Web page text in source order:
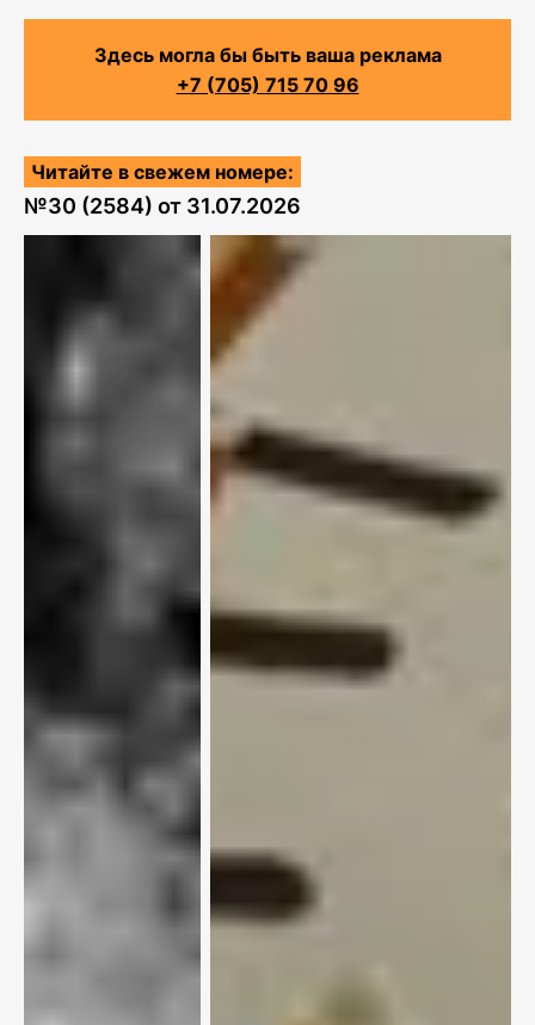
Здесь могла бы быть ваша реклама
+7 (705) 715 70 96
Читайте в свежем номере:
№30 (2584) от 31.07.2026